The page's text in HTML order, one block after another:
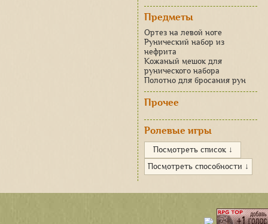
Предметы
Ортез на левой ноге
Рунический набор из
нефрита
Кожаный мешок для
рунического набора
Полотно для бросания рун
Прочее
Ролевые игры
Посмотреть список ↓
Посмотреть способности ↓